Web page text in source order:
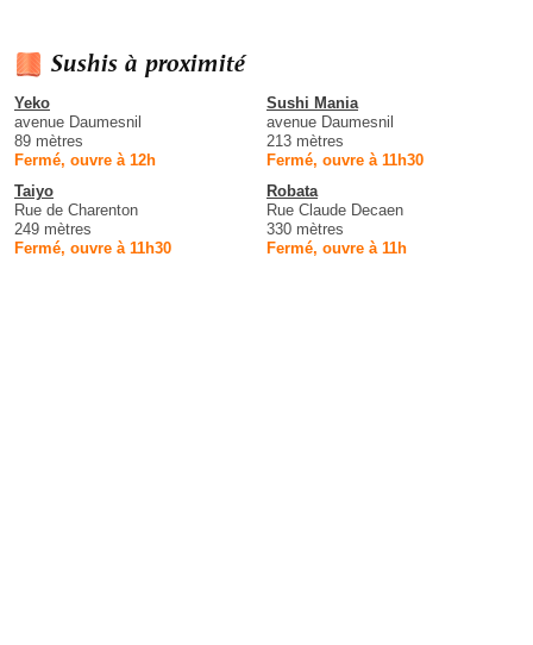
Sushis à proximité
Yeko
avenue Daumesnil
89 mètres
Fermé, ouvre à 12h
Sushi Mania
avenue Daumesnil
213 mètres
Fermé, ouvre à 11h30
Taiyo
Rue de Charenton
249 mètres
Fermé, ouvre à 11h30
Robata
Rue Claude Decaen
330 mètres
Fermé, ouvre à 11h